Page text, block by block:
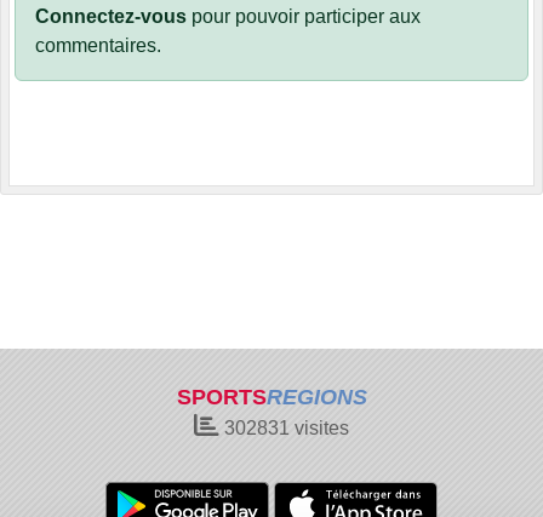
Connectez-vous pour pouvoir participer aux
commentaires.
SPORTSREGIONS
302831 visites